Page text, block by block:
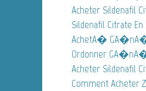
Acheter Sildenafil
Sildenafil Citrate En
AchetA�
Ordonner
Acheter Sildenafil
Comment Acheter